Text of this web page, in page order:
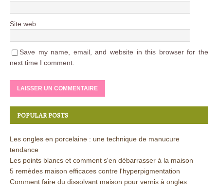
Site web
Save my name, email, and website in this browser for the
next time I comment.
POPULAR POSTS
Les ongles en porcelaine : une technique de manucure
tendance
Les points blancs et comment s'en débarrasser à la maison
5 remèdes maison efficaces contre l'hyperpigmentation
Comment faire du dissolvant maison pour vernis à ongles